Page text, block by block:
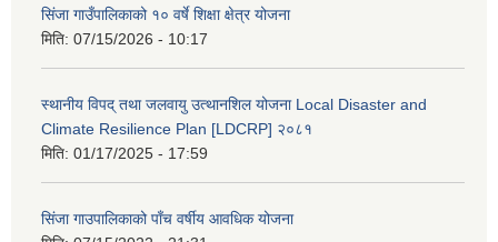
सिंजा गाउँपालिकाको १० वर्षे शिक्षा क्षेत्र योजना
मिति: 07/15/2026 - 10:17
स्थानीय विपद् तथा जलवायु उत्थानशिल योजना Local Disaster and
Climate Resilience Plan [LDCRP] २०८१
मिति: 01/17/2025 - 17:59
सिंजा गाउपालिकाको पाँच वर्षीय आवधिक योजना